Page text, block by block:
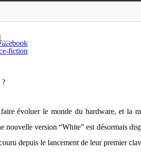
fiction
?
évoluer le monde du hardware, et la
nouvelle version “White” est désormais
depuis le lancement de leur premier